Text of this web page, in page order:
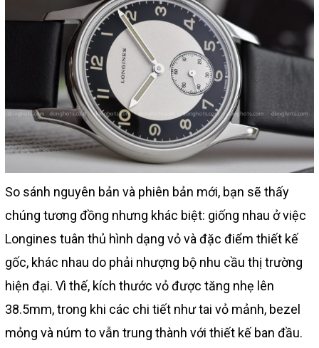
So sánh nguyên bản và phiên bản mới, bạn sẽ thấy
chúng tương đồng nhưng khác biệt: giống nhau ở việc
Longines tuân thủ hình dạng vỏ và đặc điểm thiết kế
gốc, khác nhau do phải nhượng bộ nhu cầu thị trường
hiện đại. Vì thế, kích thước vỏ được tăng nhẹ lên
38.5mm, trong khi các chi tiết như tai vỏ mảnh, bezel
mỏng và núm to vẫn trung thành với thiết kế ban đầu.